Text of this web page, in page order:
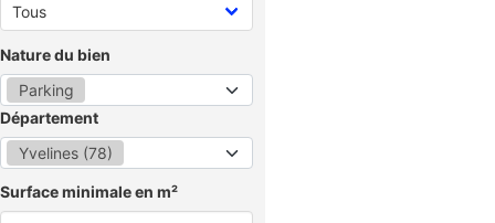
Nature du bien
Parking
Département
Yvelines (78)
Surface minimale en m²